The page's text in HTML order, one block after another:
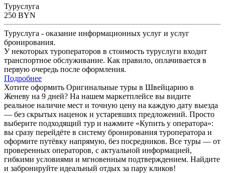
Туруслуга
250 BYN
Туруслуга - оказание информационных услуг и услуг
бронирования.
У некоторых туроператоров в стоимость туруслуги входит
транспортное обслуживание. Как правило, оплачивается в
первую очередь после оформления.
Подробнее
Хотите оформить Оригинальные туры в Швейцарию в
Женеву на 9 дней? На нашем маркетплейсе вы видите
реальное наличие мест и точную цену на каждую дату выезда
— без скрытых наценок и устаревших предложений. Просто
выберите подходящий тур и нажмите «Купить у оператора»:
вы сразу перейдёте в систему бронирования туроператора и
оформите путёвку напрямую, без посредников. Все туры — от
проверенных операторов, с актуальной информацией,
гибкими условиями и мгновенным подтверждением. Найдите
и забронируйте идеальный отдых за пару кликов!